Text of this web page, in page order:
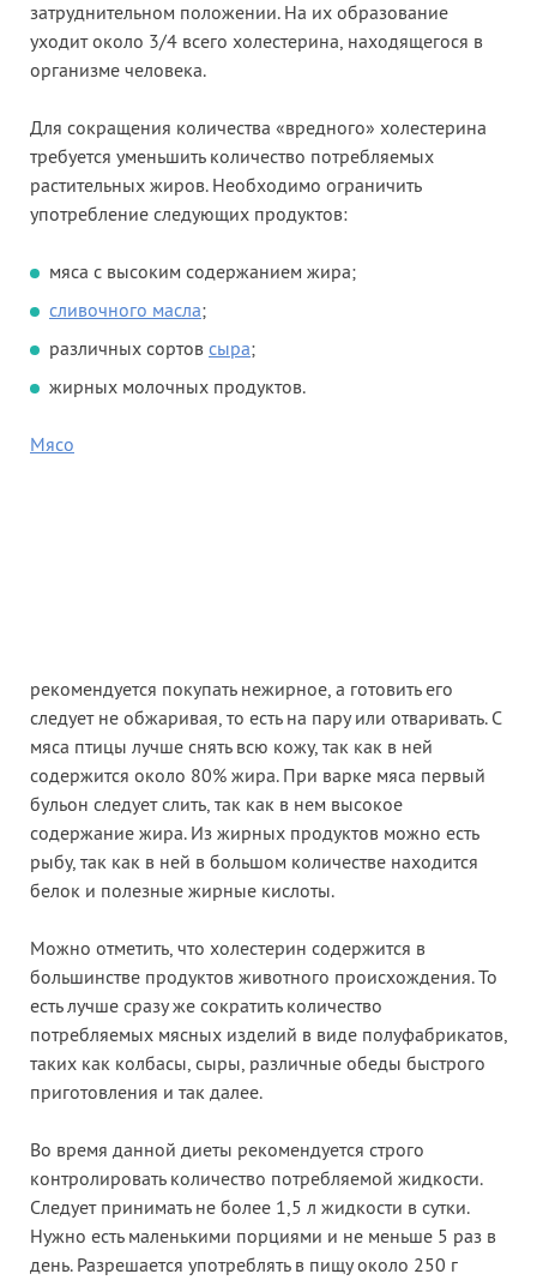
затруднительном положении. На их образование
уходит около 3/4 всего холестерина, находящегося в
организме человека.
Для сокращения количества «вредного» холестерина
требуется уменьшить количество потребляемых
растительных жиров. Необходимо ограничить
употребление следующих продуктов:
мяса с высоким содержанием жира;
сливочного масла;
различных сортов сыра;
жирных молочных продуктов.
Мясо
рекомендуется покупать нежирное, а готовить его
следует не обжаривая, то есть на пару или отваривать. С
мяса птицы лучше снять всю кожу, так как в ней
содержится около 80% жира. При варке мяса первый
бульон следует слить, так как в нем высокое
содержание жира. Из жирных продуктов можно есть
рыбу, так как в ней в большом количестве находится
белок и полезные жирные кислоты.
Можно отметить, что холестерин содержится в
большинстве продуктов животного происхождения. То
есть лучше сразу же сократить количество
потребляемых мясных изделий в виде полуфабрикатов,
таких как колбасы, сыры, различные обеды быстрого
приготовления и так далее.
Во время данной диеты рекомендуется строго
контролировать количество потребляемой жидкости.
Следует принимать не более 1,5 л жидкости в сутки.
Нужно есть маленькими порциями и не меньше 5 раз в
день. Разрешается употреблять в пищу около 250 г